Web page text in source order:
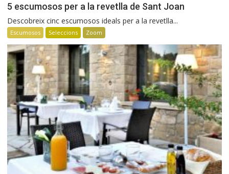
5 escumosos per a la revetlla de Sant Joan
Descobreix cinc escumosos ideals per a la revetlla...
Escumosos Seleccions Zoom